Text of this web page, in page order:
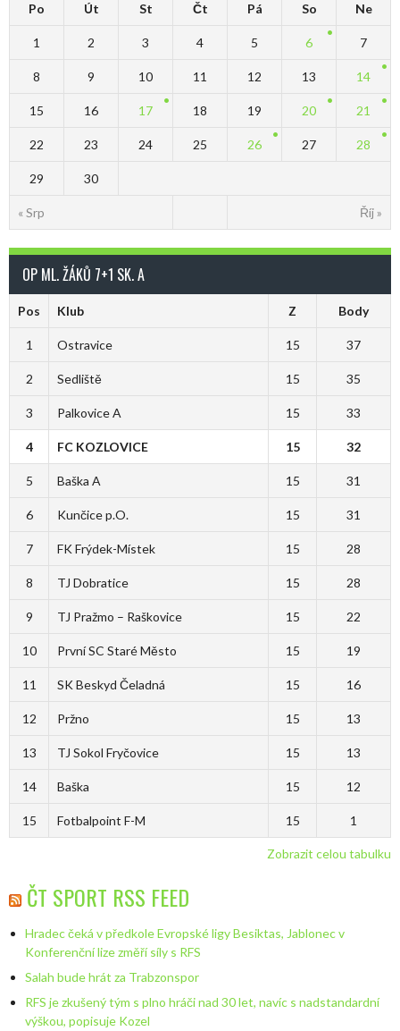
Po Út St Čt Pá So Ne
« Srp Říj »
1 2 3 4 5 6 7
8 9 10 11 12 13 14
15 16 17 18 19 20 21
22 23 24 25 26 27 28
29 30
OP ML. ŽÁKŮ 7+1 SK. A
Pos Klub Z Body
1 Ostravice 15 37
2 Sedliště 15 35
3 Palkovice A 15 33
4 FC KOZLOVICE 15 32
5 Baška A 15 31
6 Kunčice p.O. 15 31
7 FK Frýdek-Místek 15 28
8 TJ Dobratice 15 28
9 TJ Pražmo – Raškovice 15 22
10 První SC Staré Město 15 19
11 SK Beskyd Čeladná 15 16
12 Pržno 15 13
13 TJ Sokol Fryčovice 15 13
14 Baška 15 12
15 Fotbalpoint F-M 15 1
Zobrazit celou tabulku
ČT SPORT RSS FEED
Hradec čeká v předkole Evropské ligy Besiktas, Jablonec v
Konferenční lize změří síly s RFS
Salah bude hrát za Trabzonspor
RFS je zkušený tým s plno hráči nad 30 let, navíc s nadstandardní
výškou, popisuje Kozel